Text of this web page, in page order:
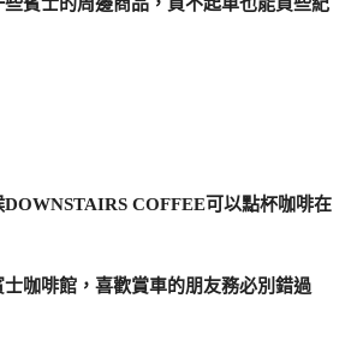
賓士的周邊商品，買不起車也能買些紀
COFFEE可以點杯咖啡在
咖啡館，喜歡賞車的朋友務必別錯過